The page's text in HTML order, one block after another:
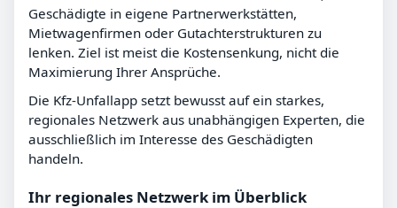
Geschädigte in eigene Partnerwerkstätten,
Mietwagenfirmen oder Gutachterstrukturen zu
lenken. Ziel ist meist die Kostensenkung, nicht die
Maximierung Ihrer Ansprüche.
Die Kfz-Unfallapp setzt bewusst auf ein starkes,
regionales Netzwerk aus unabhängigen Experten, die
ausschließlich im Interesse des Geschädigten
handeln.
Ihr regionales Netzwerk im Überblick